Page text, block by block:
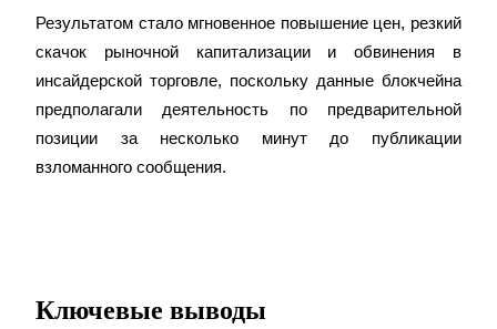
сырьевые товары
обеспечения
Результатом стало мгновенное повышение цен, резкий
скачок рыночной капитализации и обвинения в
инсайдерской торговле, поскольку данные блокчейна
предполагали деятельность по предварительной
позиции за несколько минут до публикации
взломанного сообщения.
Ключевые выводы